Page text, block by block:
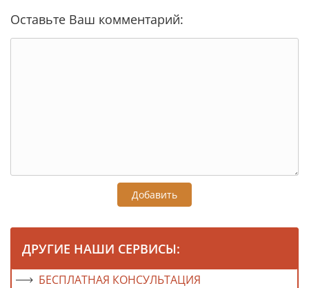
Оставьте Ваш комментарий:
Добавить
ДРУГИЕ НАШИ СЕРВИСЫ:
БЕСПЛАТНАЯ КОНСУЛЬТАЦИЯ